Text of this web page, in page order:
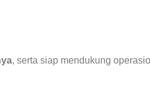
, serta siap mendukung